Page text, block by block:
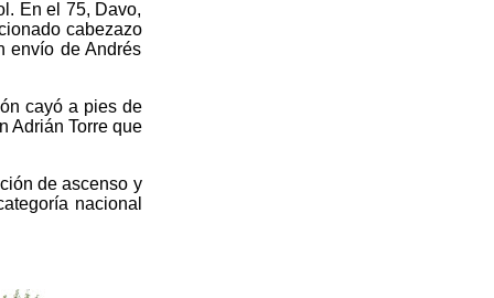
En el 75, Davo,
cabezazo
envío de Andrés
cayó a pies de
Adrián Torre que
de ascenso y
nacional